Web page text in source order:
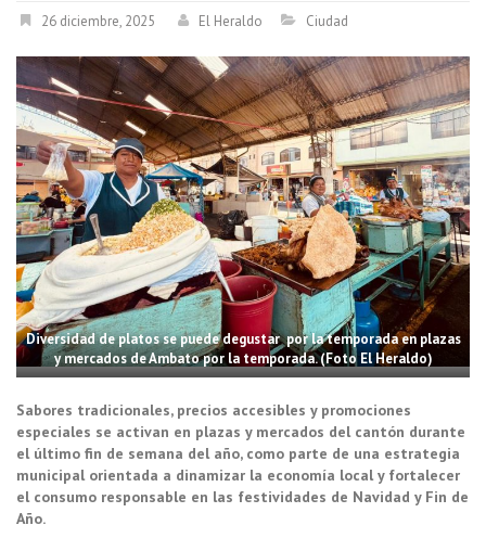
26 diciembre, 2025 El Heraldo Ciudad
Diversidad de platos se puede degustar por la temporada en plazas
y mercados de Ambato por la temporada. (Foto El Heraldo)
Sabores tradicionales, precios accesibles y promociones
especiales se activan en plazas y mercados del cantón durante
el último fin de semana del año, como parte de una estrategia
municipal orientada a dinamizar la economía local y fortalecer
el consumo responsable en las festividades de Navidad y Fin de
Año.